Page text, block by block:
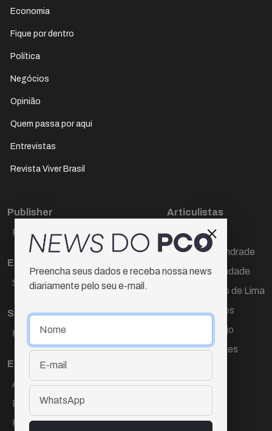
Economia
Fique por dentro
Política
Negócios
Opinião
Quem passa por aqui
Entrevistas
Revista Viver Brasil
Publisher
Paulo Cesar de Oliveira
Editora Chefe
Sueli Cotta
Sub-editora
Raquel Ayres
Equipe
Ana Lúcia Cortez
Eliane Hardy
Fernando Torres
Articulistas
Décio Freire
Dr Marcos Andrade
Hamilton Trindade
Igor Carvalho de Lima
Mario Campos
Renata Araújo
Wagner Gomes
Preencha seus dados e receba nossa news
diariamente pelo seu e-mail.